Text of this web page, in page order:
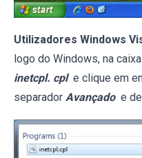
Utilizadores Windows
logo do Windows, na
inetcpl. cpl e clique em
separador Avançado e